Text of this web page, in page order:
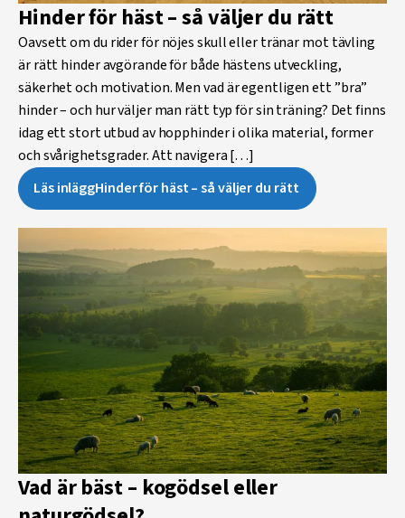
Hinder för häst – så väljer du rätt
Oavsett om du rider för nöjes skull eller tränar mot tävling
är rätt hinder avgörande för både hästens utveckling,
säkerhet och motivation. Men vad är egentligen ett ”bra”
hinder – och hur väljer man rätt typ för sin träning? Det finns
idag ett stort utbud av hopphinder i olika material, former
och svårighetsgrader. Att navigera […]
Läs inläggHinder för häst – så väljer du rätt
Vad är bäst – kogödsel eller